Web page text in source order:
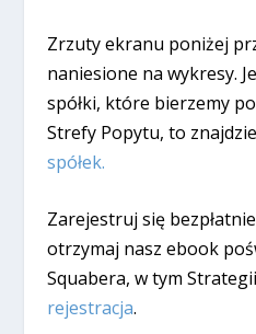
Zrzuty ekranu poniżej
naniesione na wykresy.
spółki, które bierzemy
Strefy Popytu, to
spółek.
Zarejestruj się
otrzymaj nasz ebook
Squabera, w tym
rejestracja.